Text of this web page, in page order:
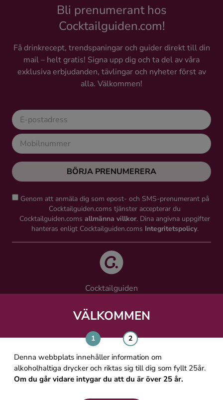
VÄLKOMMEN
Denna webbplats innehåller information om
alkoholhaltiga drycker och riktas sig till dig som fyllt 25år.
Om du går vidare intygar du att du är över 25 år.
Bli prenumerant hos
Cocktailguiden.com!
Få drinkrecept, trendspaningar och guider direkt till din
mail – helt gratis! Signa upp dig och ta del av våra
exklusiva erbjudanden, tävlingar och nyheter först av
alla. Välkommen!
BÖRJA PRENUMERERA
Genom att anmäla dig som epost- och SMS-prenumerant på
Cocktailguiden.coms tjänster accepterar du
Cocktailguiden.coms allmänna villkor. Dina angivna uppgifter
hanteras enligt Cocktailguiden.coms Integritetspolicy.
Cocktailguiden
Västra Järnvägsgatan 21, 111 64 Stockholm